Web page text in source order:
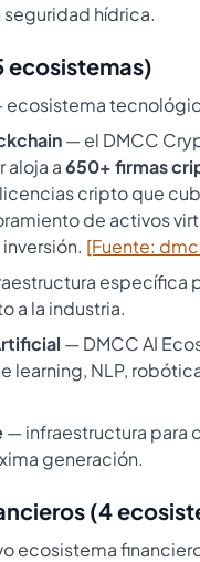
seguridad hídrica.
ecosistemas)
ecosistema
— el DMCC
aloja a650+ firmas
cripto que
de activos
[Fuente:
específica
a la industria.
— DMCC AI
learning, NLP,
— infraestructura para
generación.
(4
ecosistema